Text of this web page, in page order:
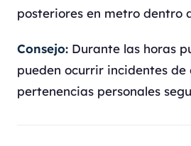
posteriores en metro dentro
Consejo: Durante las horas
pueden ocurrir incidentes
pertenencias personales